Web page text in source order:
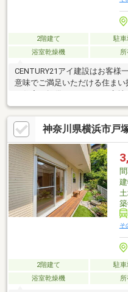
2階建て 駐車
浴室乾燥機
CENTURY21アイ建設はお客様
意味でご満足いただける住まい
る住宅の提供だけでなく、立
資金計画等、住まいに関する
こと、それこそが私たちの使
報を収集、分析し迅速な対応を
はなんなりとご相談ください
りやすいいちばんワクワクする
アイ建設グループ創業39年の
致します。
神奈川県横浜市戸
そ
2階建て 駐車
浴室乾燥機